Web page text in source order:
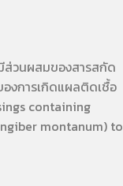
วนผสมของสารสกัด
งการเกิดแผลติดเชื้อ
containing
montanum) to